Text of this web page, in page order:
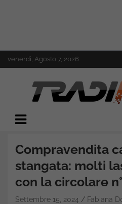
to
venerdì, Agosto 7, 2026
Trading.it
Compravendita
stangata: molti
con la circolare
Settembre 15, 2024 Fabiana